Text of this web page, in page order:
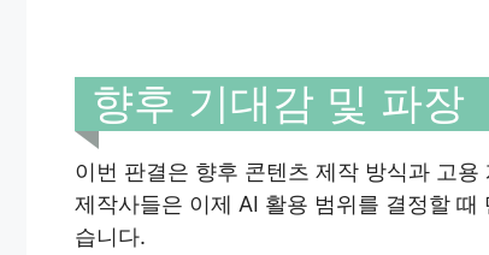
향후 기대감 및 파장
이번 판결은 향후 콘텐츠 제작 방식과 고
제작사들은 이제 AI 활용 범위를 결정할
습니다.